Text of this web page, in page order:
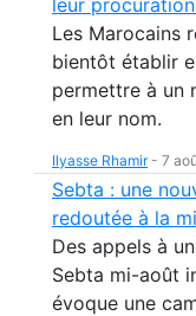
Les Marocains
bientôt établir
permettre à un
en leur nom.
Ilyasse Rhamir- 7
Sebta : une
redoutée à la
Des appels à
Sebta mi-août
évoque une